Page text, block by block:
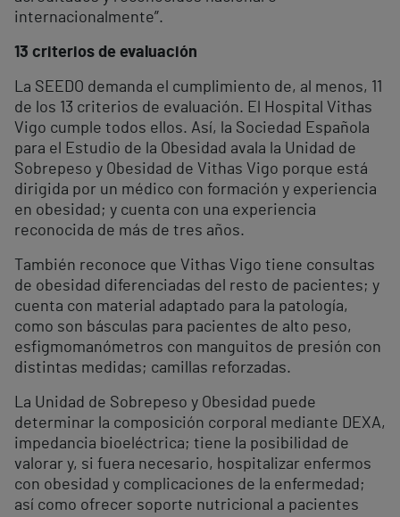
internacionalmente”.
13 criterios de evaluación
La SEEDO demanda el cumplimiento de, al menos, 11
de los 13 criterios de evaluación. El Hospital Vithas
Vigo cumple todos ellos. Así, la Sociedad Española
para el Estudio de la Obesidad avala la Unidad de
Sobrepeso y Obesidad de Vithas Vigo porque está
dirigida por un médico con formación y experiencia
en obesidad; y cuenta con una experiencia
reconocida de más de tres años.
También reconoce que Vithas Vigo tiene consultas
de obesidad diferenciadas del resto de pacientes; y
cuenta con material adaptado para la patología,
como son básculas para pacientes de alto peso,
esfigmomanómetros con manguitos de presión con
distintas medidas; camillas reforzadas.
La Unidad de Sobrepeso y Obesidad puede
determinar la composición corporal mediante DEXA,
impedancia bioeléctrica; tiene la posibilidad de
valorar y, si fuera necesario, hospitalizar enfermos
con obesidad y complicaciones de la enfermedad;
así como ofrecer soporte nutricional a pacientes